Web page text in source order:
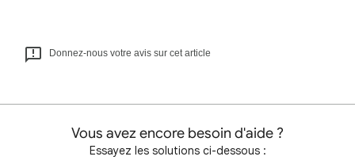
Donnez-nous votre avis sur cet article
Vous avez encore besoin d'aide ?
Essayez les solutions ci-dessous :